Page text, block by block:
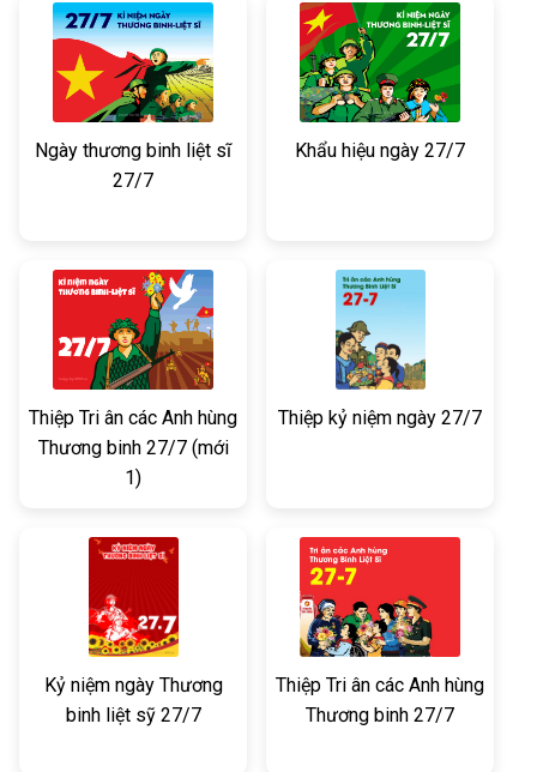
Ngày thương binh liệt sĩ
27/7
Khẩu hiệu ngày 27/7
Thiệp Tri ân các Anh hùng
Thương binh 27/7 (mới
1)
Thiệp kỷ niệm ngày 27/7
Kỷ niệm ngày Thương
binh liệt sỹ 27/7
Thiệp Tri ân các Anh hùng
Thương binh 27/7